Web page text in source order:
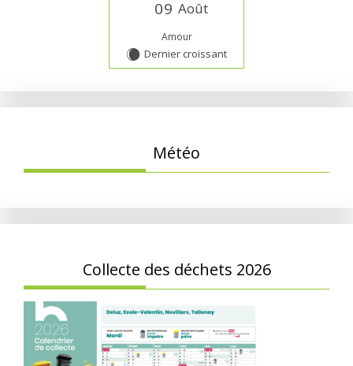
09 Août
Amour
X Dernier croissant
Météo
Collecte des déchets 2026